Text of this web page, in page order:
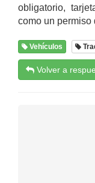
obligatorio,
como un permiso
Vehículos
Volver a